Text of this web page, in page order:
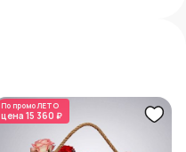
По промоЛЕТО
цена 15 360 ₽